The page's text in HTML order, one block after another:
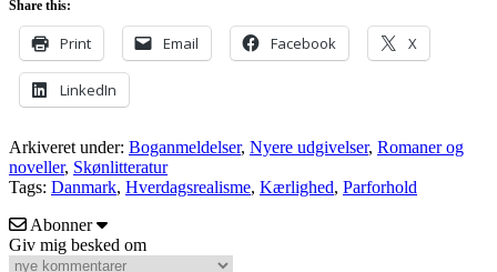
Share this:
Print Email Facebook X
LinkedIn
Arkiveret under: Boganmeldelser, Nyere udgivelser, Romaner og
noveller, Skønlitteratur
Tags: Danmark, Hverdagsrealisme, Kærlighed, Parforhold
Abonner
Giv mig besked om